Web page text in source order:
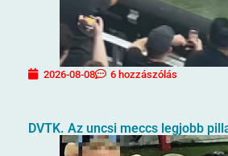
2026-08-08 6 hozzászólás
DVTK. Az uncsi meccs legjobb